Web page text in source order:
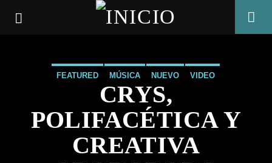
FEATURED MÚSICA NUEVO VIDEO
CRYS,
POLIFACÉTICA Y
CREATIVA